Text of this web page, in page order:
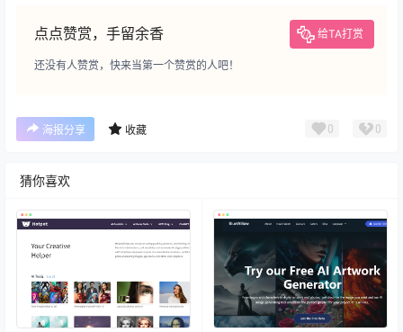
点点赞赏，手留余香 给TA打赏
还没有人赞赏，快来当第一个赞赏的人吧！
海报分享 收藏 0 0
猜你喜欢